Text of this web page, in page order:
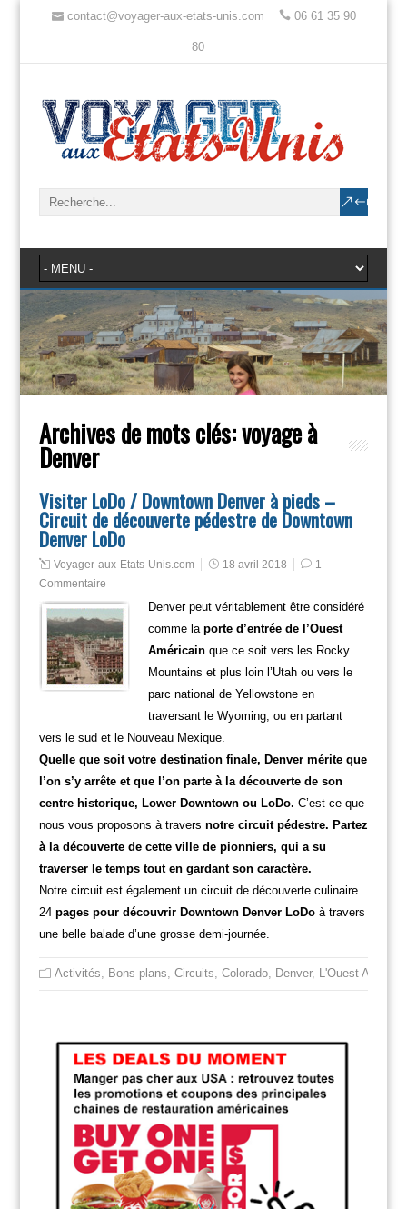
contact@voyager-aux-etats-unis.com 06 61 35 90
80
Archives de mots clés:voyage à
Denver
Visiter LoDo / Downtown Denver à pieds –
Circuit de découverte pédestre de Downtown
Denver LoDo
Voyager-aux-Etats-Unis.com 18 avril 2018
1
Commentaire
Denver peut véritablement être considéré
comme la porte d’entrée de l’Ouest
Américainque ce soit vers les Rocky
Mountains et plus loin l’Utah ou vers le
parc national de Yellowstone en
traversant le Wyoming, ou en partant
vers le sud et le Nouveau Mexique.
Quelle que soit votre destination finale, Denver mérite que
l’on s’y arrête et que l’on parte à la découverte de son
centre historique, Lower Downtown ou LoDo. C’est ce que
nous vous proposons à travers notre circuit pédestre. Partez
à la découverte de cette ville de pionniers, qui a su
traverser le temps tout en gardant son caractère.
Notre circuit est également un circuit de découverte culinaire.
24pages pour découvrir Downtown Denver LoDoà travers
une belle balade d’une grosse demi-journée.
Activités Bons plans Circuits Colorado, Denver, L'Ouest